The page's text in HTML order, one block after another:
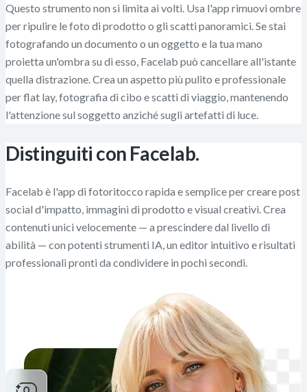
Questo strumento non si limita ai volti. Usa l'app rimuovi ombre
per ripulire le foto di prodotto o gli scatti panoramici. Se stai
fotografando un documento o un oggetto e la tua mano
proietta un'ombra su di esso, Facelab può cancellare all'istante
quella distrazione. Crea un aspetto più pulito e professionale
per flat lay, fotografia di cibo e scatti di viaggio, mantenendo
l'attenzione sul soggetto anziché sugli artefatti di luce.
Distinguiti con Facelab.
Facelab è l'app di fotoritocco rapida e semplice per creare post
social d'impatto, immagini di prodotto e visual creativi. Crea
contenuti unici velocemente — a prescindere dal livello di
abilità — con potenti strumenti IA, un editor intuitivo e risultati
professionali pronti da condividere in pochi secondi.